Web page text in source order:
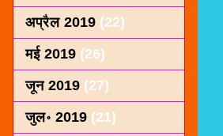
अप्रैल 2019 (22)
मई 2019 (26)
जून 2019 (27)
जुल॰ 2019 (21)